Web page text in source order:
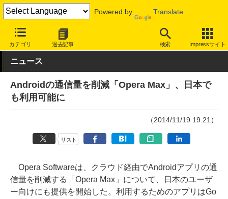
Powered by Translate
カテゴリ 過去記事 検索 Impressサイト
INTERNET Watch サービス/ソフト サービス その他
ニュース
Androidの通信量を削減「Opera Max」、日本で
も利用可能に
（2014/11/19 19:21）
リスト
Opera Softwareは、クラウド経由でAndroidアプリの通
信量を削減する「Opera Max」について、日本のユーザ
ー向けにも提供を開始した。利用するためのアプリはGo